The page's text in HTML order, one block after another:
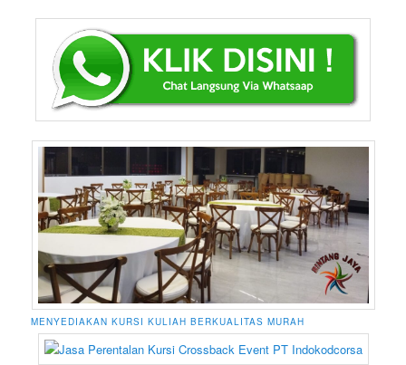
MENYEDIAKAN KURSI KULIAH BERKUALITAS MURAH